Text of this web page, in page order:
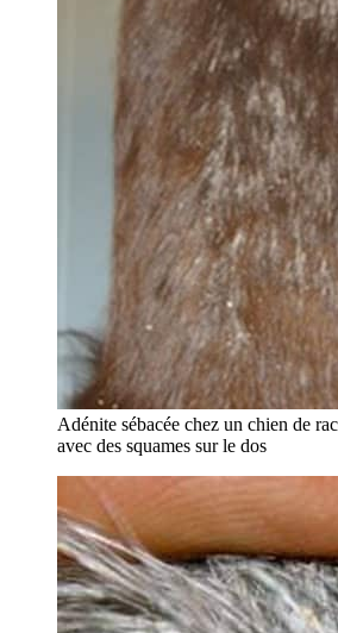
Adénite sébacée chez un chien de
avec des squames sur le dos